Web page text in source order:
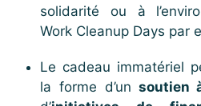
solidarité ou à
Work Cleanup Days par
Le cadeau immatériel
la forme d’un soutien